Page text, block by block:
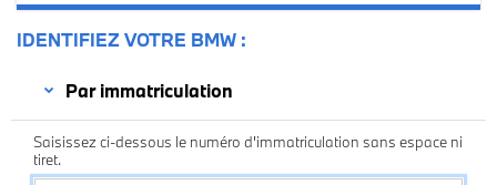
IDENTIFIEZ VOTRE BMW
Par immatriculation
Saisissez ci-dessous le numéro d'immatriculation sans espace ni
tiret.